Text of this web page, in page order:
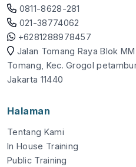
0811-8628-281
021-38774062
+6281288978457
Jalan Tomang Raya Blok MM
Tomang, Kec. Grogol
Jakarta 11440
Halaman
Tentang Kami
In House Training
Public Training